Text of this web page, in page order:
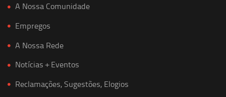
A Nossa Comunidade
Empregos
A Nossa Rede
Notícias + Eventos
Reclamações, Sugestões, Elogios